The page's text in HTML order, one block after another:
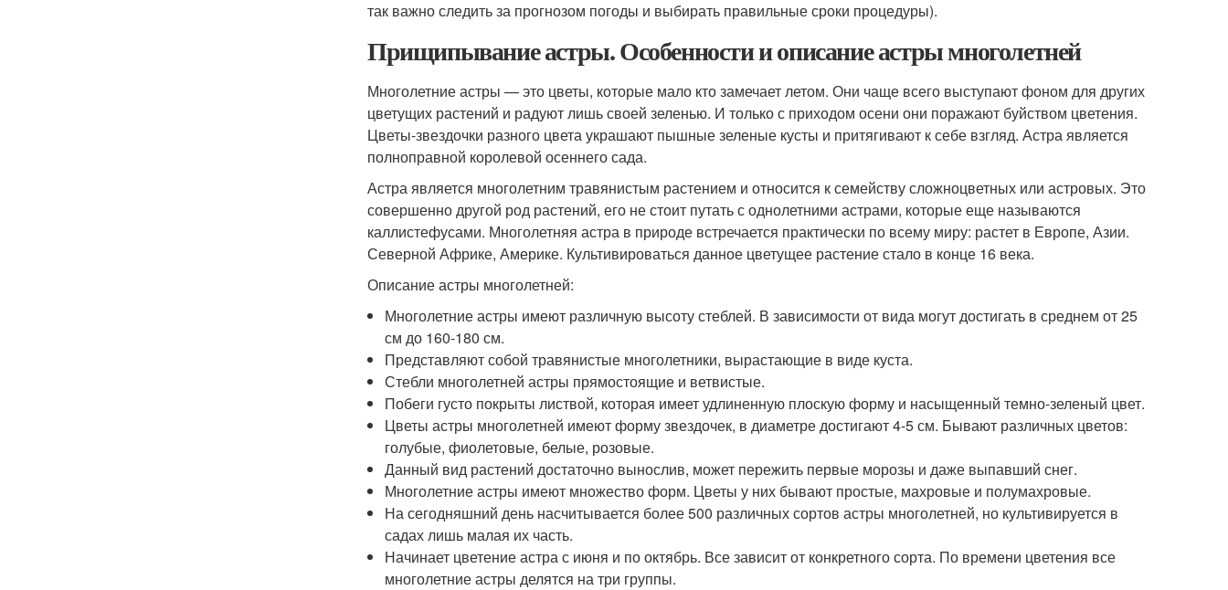
так важно следить за прогнозом погоды и выбирать правильные сроки процедуры).
Прищипывание астры. Особенности и описание астры многолетней
Многолетние астры — это цветы, которые мало кто замечает летом. Они чаще всего выступают фоном для других
цветущих растений и радуют лишь своей зеленью. И только с приходом осени они поражают буйством цветения.
Цветы-звездочки разного цвета украшают пышные зеленые кусты и притягивают к себе взгляд. Астра является
полноправной королевой осеннего сада.
Астра является многолетним травянистым растением и относится к семейству сложноцветных или астровых. Это
совершенно другой род растений, его не стоит путать с однолетними астрами, которые еще называются
каллистефусами. Многолетняя астра в природе встречается практически по всему миру: растет в Европе, Азии.
Северной Африке, Америке. Культивироваться данное цветущее растение стало в конце 16 века.
Описание астры многолетней:
Многолетние астры имеют различную высоту стеблей. В зависимости от вида могут достигать в среднем от 25
см до 160-180 см.
Представляют собой травянистые многолетники, вырастающие в виде куста.
Стебли многолетней астры прямостоящие и ветвистые.
Побеги густо покрыты листвой, которая имеет удлиненную плоскую форму и насыщенный темно-зеленый цвет.
Цветы астры многолетней имеют форму звездочек, в диаметре достигают 4-5 см. Бывают различных цветов:
голубые, фиолетовые, белые, розовые.
Данный вид растений достаточно вынослив, может пережить первые морозы и даже выпавший снег.
Многолетние астры имеют множество форм. Цветы у них бывают простые, махровые и полумахровые.
На сегодняшний день насчитывается более 500 различных сортов астры многолетней, но культивируется в
садах лишь малая их часть.
Начинает цветение астра с июня и по октябрь. Все зависит от конкретного сорта. По времени цветения все
многолетние астры делятся на три группы.